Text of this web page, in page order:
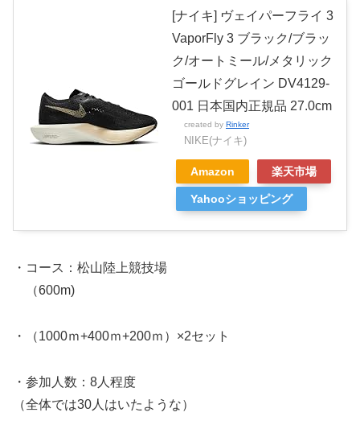
[ナイキ] ヴェイパーフライ 3
VaporFly 3 ブラック/ブラッ
ク/オートミール/メタリック
ゴールドグレイン DV4129-
001 日本国内正規品 27.0cm
created by Rinker
NIKE(ナイキ)
Amazon 楽天市場
Yahooショッピング
・コース：松山陸上競技場
（600m)
・（1000ｍ+400ｍ+200ｍ）×2セット
・参加人数：8人程度
（全体では30人はいたような）